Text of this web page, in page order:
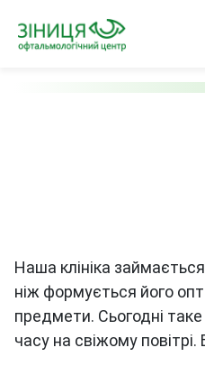
Наша клініка
ніж формується його
предмети. Сьогодні
часу на свіжому